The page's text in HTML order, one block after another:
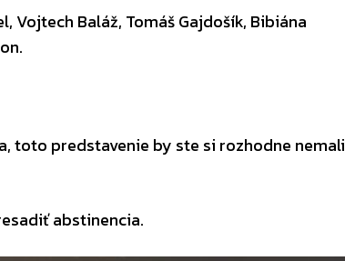
Vojtech Baláž, Tomáš Gajdošík, Bibiána
toto predstavenie by ste si rozhodne nemali
abstinencia.